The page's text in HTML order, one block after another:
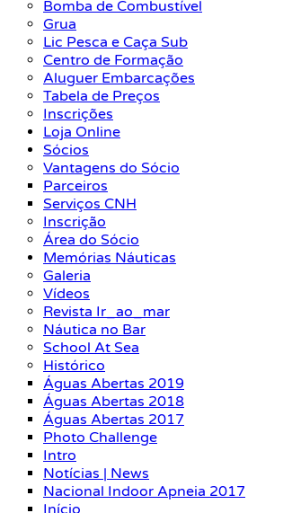
Bomba de Combustível
Grua
Lic Pesca e Caça Sub
Centro de Formação
Aluguer Embarcações
Tabela de Preços
Inscrições
Loja Online
Sócios
Vantagens do Sócio
Parceiros
Serviços CNH
Inscrição
Área do Sócio
Memórias Náuticas
Galeria
Vídeos
Revista Ir_ao_mar
Náutica no Bar
School At Sea
Histórico
Águas Abertas 2019
Águas Abertas 2018
Águas Abertas 2017
Photo Challenge
Intro
Notícias | News
Nacional Indoor Apneia 2017
Início